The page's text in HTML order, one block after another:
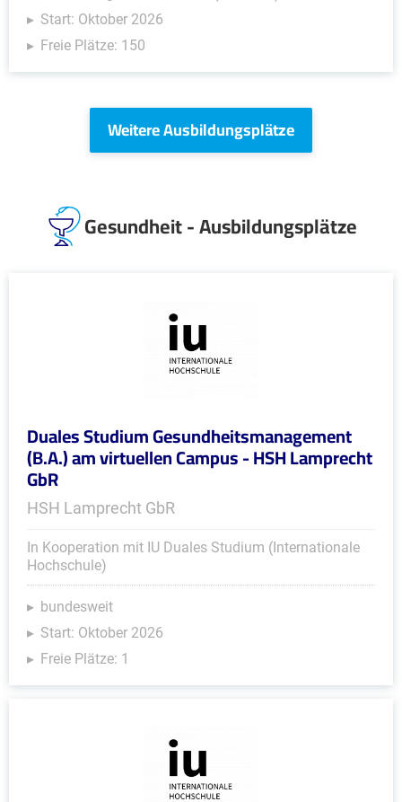
Start: Oktober 2026
Freie Plätze: 150
Weitere Ausbildungsplätze
Gesundheit - Ausbildungsplätze
Duales Studium Gesundheitsmanagement
(B.A.) am virtuellen Campus - HSH Lamprecht
GbR
HSH Lamprecht GbR
In Kooperation mit IU Duales Studium (Internationale
Hochschule)
bundesweit
Start: Oktober 2026
Freie Plätze: 1